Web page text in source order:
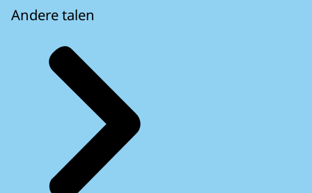
Andere talen